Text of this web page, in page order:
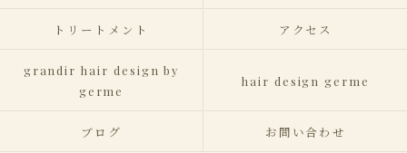
トリートメント アクセス
grandir hair design by
germe
hair design germe
ブログ お問い合わせ